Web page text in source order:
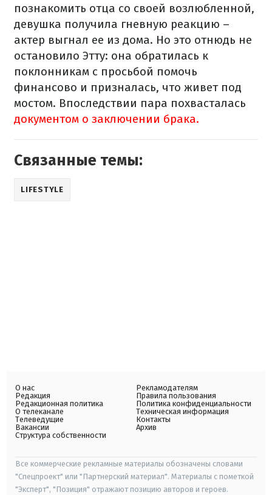
познакомить отца со своей возлюбленной,
девушка получила гневную реакцию –
актер выгнал ее из дома. Но это отнюдь не
остановило Этту: она обратилась к
поклонникам с просьбой помочь
финансово и призналась, что живет под
мостом. Впоследствии пара похвасталась
документом о заключении брака.
Связанные темы:
LIFESTYLE
О нас
Редакция
Редакционная политика
О телеканале
Телеведущие
Вакансии
Структура собственности
Рекламодателям
Правила пользования
Политика конфиденциальности
Техническая информация
Контакты
Архив
Все коммерческие рекламные материалы обозначены словами
"Спецпроект" или "Партнерский материал". Материалы с пометкой
"Эксперт", "Позиция" отражают позицию авторов и героев.